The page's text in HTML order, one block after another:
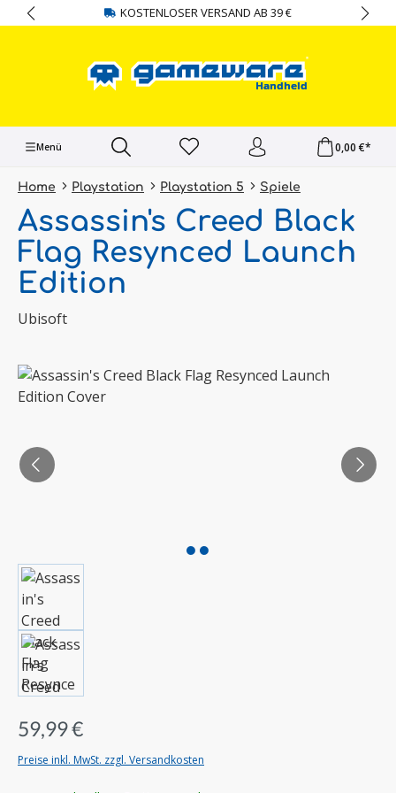
springen KOSTENLOSER VERSAND AB 39 €
Menü 0,00 €*
Home Playstation Playstation 5 Spiele
Assassin's Creed Black
Flag Resynced Launch
Edition
Ubisoft
Bildergalerie überspringen
59,99 €
Preise inkl. MwSt. zzgl. Versandkosten